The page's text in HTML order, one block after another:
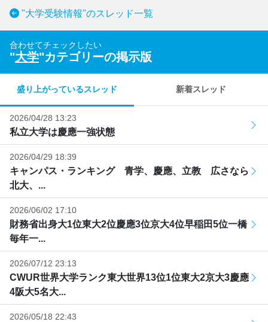
"大学受験情報"のスレッド一覧
合わせてチェックしたい
"大学"カテゴリーの掲示版
盛り上がっているスレッド 新着スレッド
2026/04/28 13:23
私立大学は慶應一強状態
2026/04/29 18:39
キャンパス・ランキング 青学、慶應、立教 広さなら
北大、...
2026/06/02 17:10
財務省出身大1位東大2位慶應3位京大4位早稲田5位一橋
毎年一...
2026/07/12 23:13
CWUR世界大学ランク東大世界13位1位東大2京大3慶應
4阪大5名大...
2026/05/18 22:43